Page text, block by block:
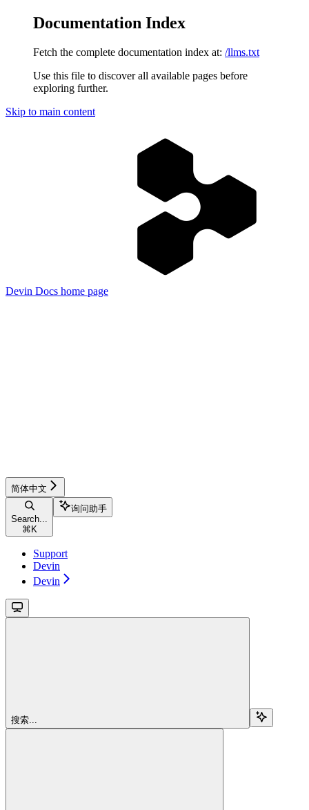
Documentation Index
Fetch the complete documentation index at: /llms.txt
Use this file to discover all available pages before
exploring further.
Skip to main content
Devin Docs home page
简体中文
Search...
⌘ K
询问助手
Support
Devin
Devin
搜索...